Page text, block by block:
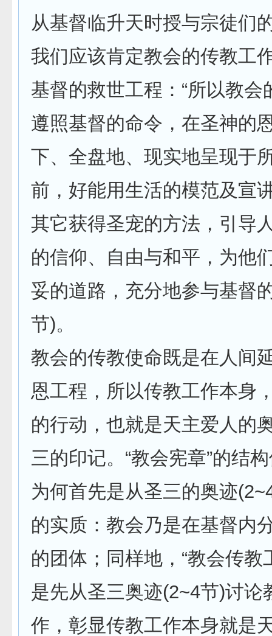
从基督临升天时授与宗徒们
我们应该肯定教会的传教工
基督的救世工程：“所以教会
遵照基督的命令，在圣神的
下、全盘地、现实地呈现于
前，好能用生活的模范及宣
其它获得圣宠的方法，引导
的信仰、自由与和平，为他
妥的道路，充分地参与基督
节)。
教会的传教使命既是在人间
恩工程，所以传教工作本身
的行动，也就是天主爱人的
三的印记。“教会宪章”的结
为何首先是从圣三的奥迹
的实质：教会乃是在基督内
的团体；同样地，“教会传教
是先从圣三奥迹(2~4节)讨论
作，彰显传教工作本身就是